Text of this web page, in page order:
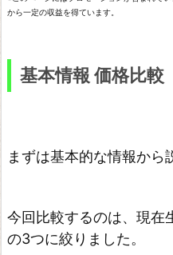
L
w
S
L
から一定の収益を得ています。
基本情報 価格比較
まずは基本的な情報から
今回比較するのは、現在
の3つに絞りました。